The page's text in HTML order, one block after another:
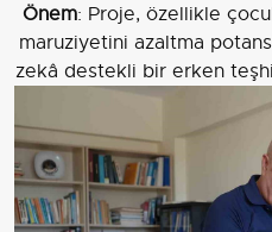
Önem: Proje, özellikle
maruziyetini azaltma
zekâ destekli bir erken